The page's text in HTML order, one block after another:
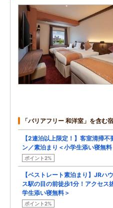
「バリアフリー 和洋室」を含む
【2連泊以上限定！】客室清掃不
ン／素泊まり＜小学生添い寝無料
ポイント2%
【ベストレート素泊まり】JRハ
ス駅の目の前徒歩1分！アクセス
学生添い寝無料＞
ポイント2%